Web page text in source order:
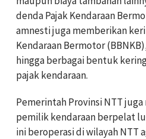
denda Pajak Kendaraan
amnesti juga memberikan
Kendaraan Bermotor
hingga berbagai bentuk
pajak kendaraan.
Pemerintah Provinsi NTT
pemilik kendaraan berpelat
ini beroperasi di wilayah NTT